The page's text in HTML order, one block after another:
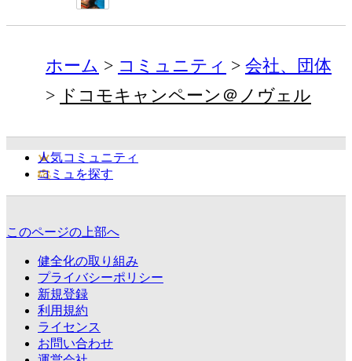
ホーム コミュニティ
会社、団体
ドコモキャンペーン＠ノヴェル
人気コミュニティ
コミュを探す
このページの上部へ
健全化の取り組み
プライバシーポリシー
新規登録
利用規約
ライセンス
お問い合わせ